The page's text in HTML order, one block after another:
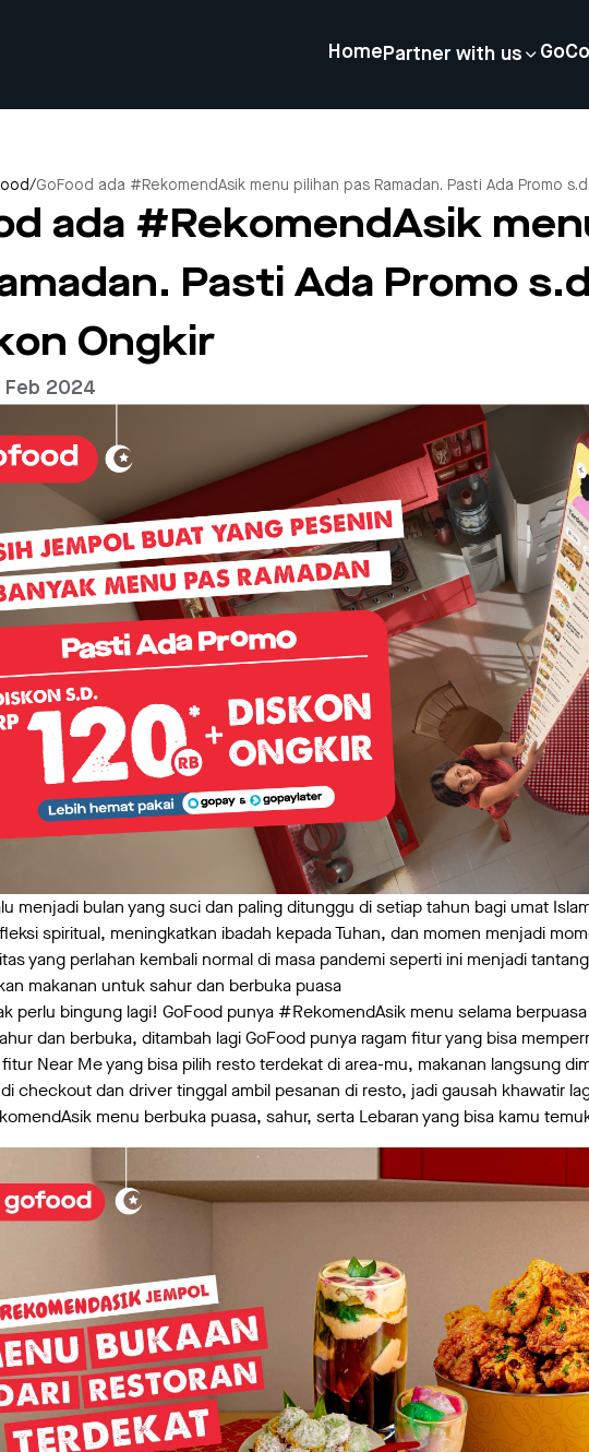
Home Partner with us
/GoFood ada #RekomendAsik menu pilihan pas Ramadan. Pasti Ada Promo
ada #RekomendAsik
Pasti Ada Promo
Ongkir
2024
menjadi bulan yang suci dan paling ditunggu di setiap tahun bagi umat
spiritual, meningkatkan ibadah kepada Tuhan, dan momen menjadi
yang perlahan kembali normal di masa pandemi seperti ini menjadi
makanan untuk sahur dan berbuka puasa
perlu bingung lagi! GoFood punya #RekomendAsik menu selama
dan berbuka, ditambah lagi GoFood punya ragam fitur yang bisa
Near Me yang bisa pilih resto terdekat di area-mu, makanan langsung
checkout dan driver tinggal ambil pesanan di resto, jadi gausah khawatir
menu berbuka puasa, sahur, serta Lebaran yang bisa kamu